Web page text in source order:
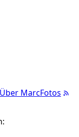
Über MarcFotos